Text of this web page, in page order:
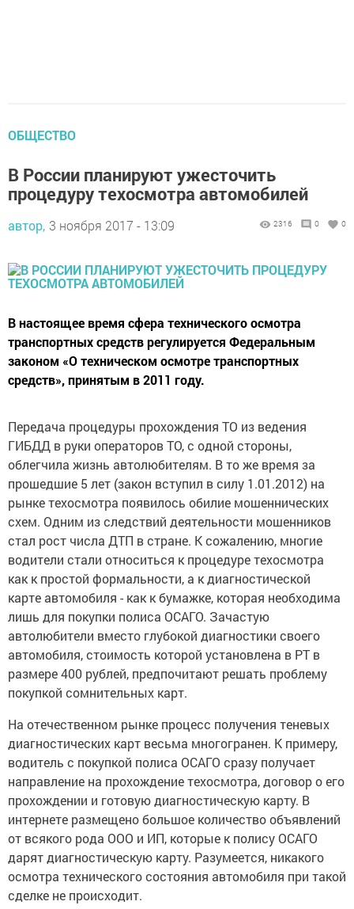
ОБЩЕСТВО
В России планируют ужесточить
процедуру техосмотра автомобилей
автор, 3 ноября 2017 - 13:09 2316 0 0
В настоящее время сфера технического осмотра
транспортных средств регулируется Федеральным
законом «О техническом осмотре транспортных
средств», принятым в 2011 году.
Передача процедуры прохождения ТО из ведения
ГИБДД в руки операторов ТО, с одной стороны,
облегчила жизнь автолюбителям. В то же время за
прошедшие 5 лет (закон вступил в силу 1.01.2012) на
рынке техосмотра появилось обилие мошеннических
схем. Одним из следствий деятельности мошенников
стал рост числа ДТП в стране. К сожалению, многие
водители стали относиться к процедуре техосмотра
как к простой формальности, а к диагностической
карте автомобиля - как к бумажке, которая необходима
лишь для покупки полиса ОСАГО. Зачастую
автолюбители вместо глубокой диагностики своего
автомобиля, стоимость которой установлена в РТ в
размере 400 рублей, предпочитают решать проблему
покупкой сомнительных карт.
На отечественном рынке процесс получения теневых
диагностических карт весьма многогранен. К примеру,
водитель с покупкой полиса ОСАГО сразу получает
направление на прохождение техосмотра, договор о его
прохождении и готовую диагностическую карту. В
интернете размещено большое количество объявлений
от всякого рода ООО и ИП, которые к полису ОСАГО
дарят диагностическую карту. Разумеется, никакого
осмотра технического состояния автомобиля при такой
сделке не происходит.